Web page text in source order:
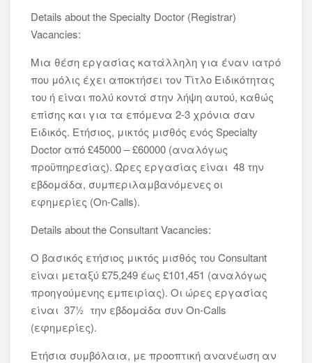
Details about the Specialty Doctor (Registrar)
Vacancies:
Μια θέση εργασίας κατάλληλη για έναν ιατρό
που μόλις έχει αποκτήσει τον Τίτλο Ειδικότητας
του ή είναι πολύ κοντά στην λήψη αυτού, καθώς
επίσης και για τα επόμενα 2-3 χρόνια σαν
Ειδικός. Ετήσιος, μικτός μισθός ενός Specialty
Doctor από £45000 – £60000 (αναλόγως
προϋπηρεσίας). Ώρες εργασίας είναι 48 την
εβδομάδα, συμπεριλαμβανόμενες οι
εφημερίες (On-Calls).
Details about the Consultant Vacancies:
Ο βασικός ετήσιος μικτός μισθός του Consultant
είναι μεταξύ £75,249 έως £101,451 (αναλόγως
προηγούμενης εμπειρίας). Οι ώρες εργασίας
είναι 37½ την εβδομάδα συν On-Calls
(εφημερίες).
Ετήσια συμβόλαια, με προοπτική ανανέωση αν